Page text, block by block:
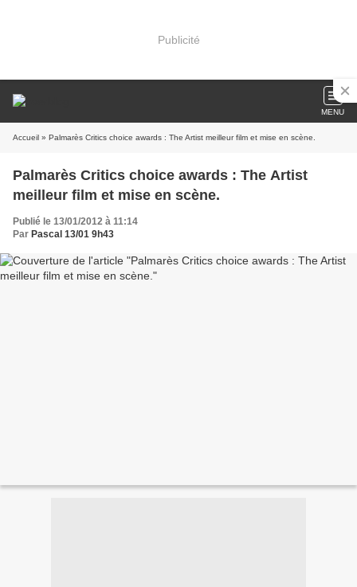
Publicité
MENU
Accueil » Palmarès Critics choice awards : The Artist meilleur film et mise en scène.
Palmarès Critics choice awards : The Artist
meilleur film et mise en scène.
Publié le 13/01/2012 à 11:14
Par Pascal 13/01 9h43